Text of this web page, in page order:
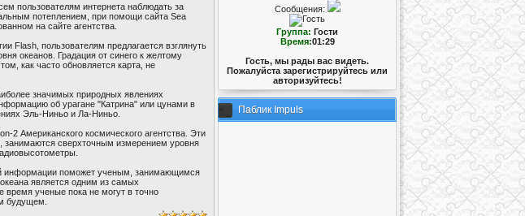
пользователям интернета наблюдать за
потеплением, при помощи сайта Sea
на сайте агентства.
Flash, пользователям предлагается взглянуть
океанов. Градация от синего к желтому
как часто обновляется карта, не
значимых природных явлениях
об урагане "Катрина" или цунами в
Эль-Ниньо и Ла-Ниньо.
2 Американского космического агентства. Эти
занимаются сверхточным измерением уровня
информации поможет ученым, занимающимся
является одним из самых
время ученые пока не могут в точно
будущем.
Сообщения:
Группа: Гости
Время:01:29
Гость, мы рады вас видеть.
Пожалуйста зарегистрируйтесь или
авторизуйтесь!
Паблик Impuls